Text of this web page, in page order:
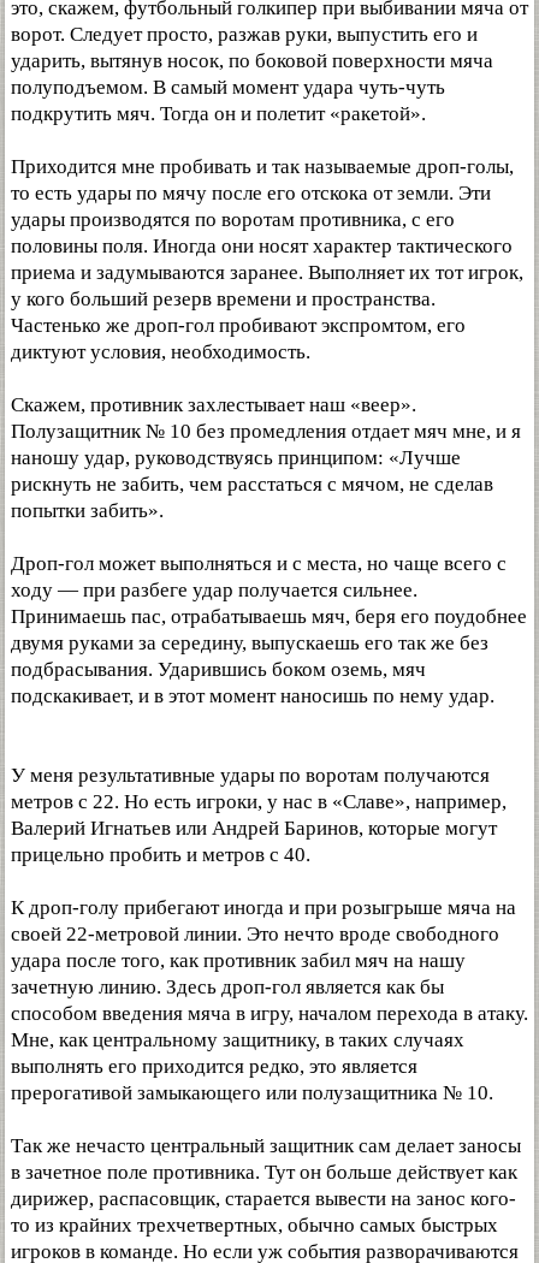
это, скажем, футбольный голкипер при выбивании мяча от
ворот. Следует просто, разжав руки, выпустить его и
ударить, вытянув носок, по боковой поверхности мяча
полуподъемом. В самый момент удара чуть-чуть
подкрутить мяч. Тогда он и полетит «ракетой».
Приходится мне пробивать и так называемые дроп-голы,
то есть удары по мячу после его отскока от земли. Эти
удары производятся по воротам противника, с его
половины поля. Иногда они носят характер тактического
приема и задумываются заранее. Выполняет их тот игрок,
у кого больший резерв времени и пространства.
Частенько же дроп-гол пробивают экспромтом, его
диктуют условия, необходимость.
Скажем, противник захлестывает наш «веер».
Полузащитник № 10 без промедления отдает мяч мне, и я
наношу удар, руководствуясь принципом: «Лучше
рискнуть не забить, чем расстаться с мячом, не сделав
попытки забить».
Дроп-гол может выполняться и с места, но чаще всего с
ходу — при разбеге удар получается сильнее.
Принимаешь пас, отрабатываешь мяч, беря его поудобнее
двумя руками за середину, выпускаешь его так же без
подбрасывания. Ударившись боком оземь, мяч
подскакивает, и в этот момент наносишь по нему удар.
У меня результативные удары по воротам получаются
метров с 22. Но есть игроки, у нас в «Славе», например,
Валерий Игнатьев или Андрей Баринов, которые могут
прицельно пробить и метров с 40.
К дроп-голу прибегают иногда и при розыгрыше мяча на
своей 22-метровой линии. Это нечто вроде свободного
удара после того, как противник забил мяч на нашу
зачетную линию. Здесь дроп-гол является как бы
способом введения мяча в игру, началом перехода в атаку.
Мне, как центральному защитнику, в таких случаях
выполнять его приходится редко, это является
прерогативой замыкающего или полузащитника № 10.
Так же нечасто центральный защитник сам делает заносы
в зачетное поле противника. Тут он больше действует как
дирижер, распасовщик, старается вывести на занос кого-
то из крайних трехчетвертных, обычно самых быстрых
игроков в команде. Но если уж события разворачиваются